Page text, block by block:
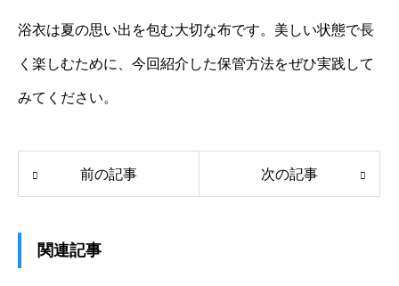
浴衣は夏の思い出を包む大切な布です。美しい状態で長
く楽しむために、今回紹介した保管方法をぜひ実践して
みてください。
前の記事 次の記事
関連記事